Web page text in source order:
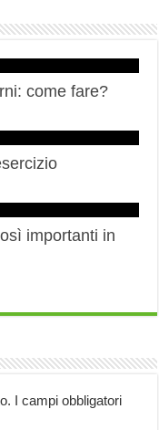
come fare?
importanti in
I campi obbligatori